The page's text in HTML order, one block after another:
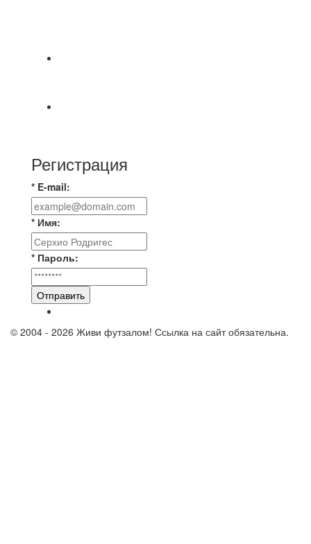
Регистрация
* E-mail:
* Имя:
* Пароль:
Отправить
© 2004 - 2026 Живи футзалом! Ссылка на сайт обязательна.